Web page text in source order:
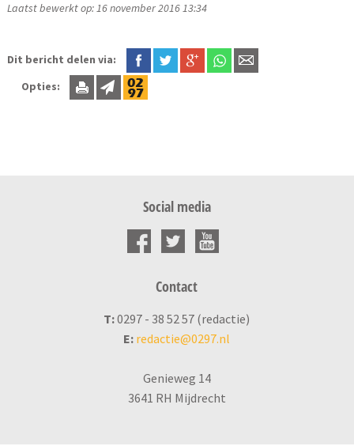
Laatst bewerkt op: 16 november 2016 13:34
Dit bericht delen via:
Opties:
Social media
Contact
T:0297 - 38 52 57 (redactie)
E: redactie@0297.nl
Genieweg 14
3641 RH Mijdrecht